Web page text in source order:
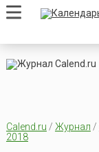
Calend.ru / Журнал /
2018